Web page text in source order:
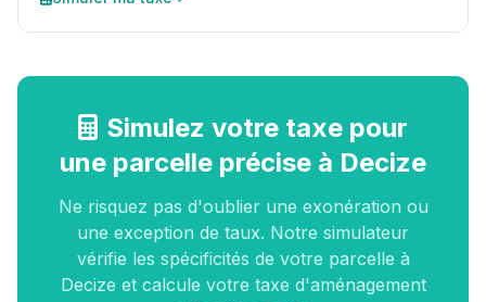
Simulez votre taxe pour
une parcelle précise à Decize
Ne risquez pas d'oublier une exonération ou
une exception de taux. Notre simulateur
vérifie les spécificités de votre parcelle à
Decize et calcule votre taxe d'aménagement